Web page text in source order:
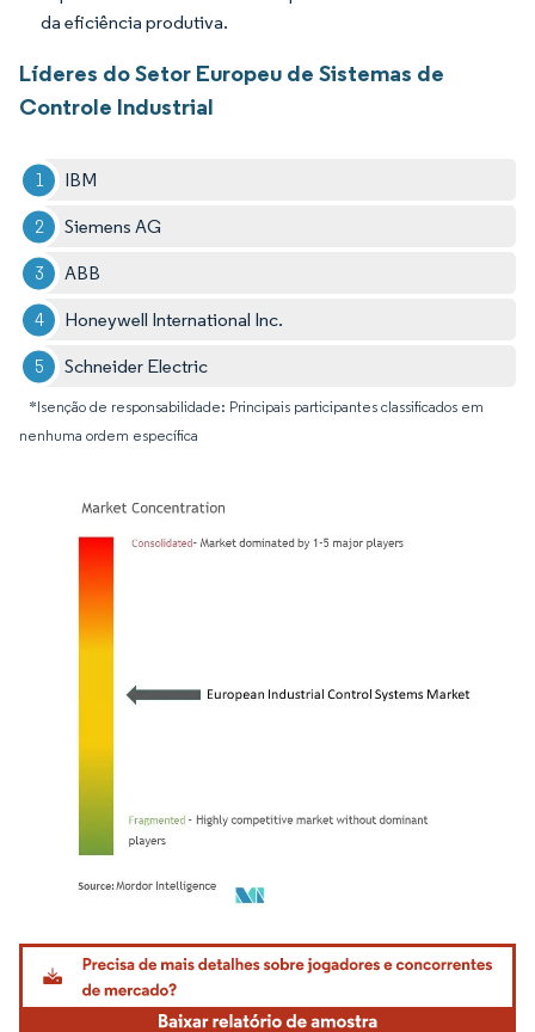
da eficiência produtiva.
Líderes do Setor Europeu de Sistemas de
Controle Industrial
IBM
Siemens AG
ABB
Honeywell International Inc.
Schneider Electric
*Isenção de responsabilidade: Principais participantes classificados em
nenhuma ordem específica
Imagem © Mordor Intelligence. O reuso requer atribuição conforme CC BY 4.0.